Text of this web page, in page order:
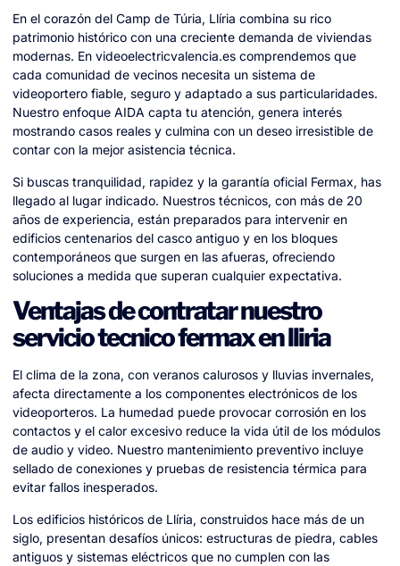
En el corazón del Camp de Túria, Llíria combina su rico
patrimonio histórico con una creciente demanda de viviendas
modernas. En videoelectricvalencia.es comprendemos que
cada comunidad de vecinos necesita un sistema de
videoportero fiable, seguro y adaptado a sus particularidades.
Nuestro enfoque AIDA capta tu atención, genera interés
mostrando casos reales y culmina con un deseo irresistible de
contar con la mejor asistencia técnica.
Si buscas tranquilidad, rapidez y la garantía oficial Fermax, has
llegado al lugar indicado. Nuestros técnicos, con más de 20
años de experiencia, están preparados para intervenir en
edificios centenarios del casco antiguo y en los bloques
contemporáneos que surgen en las afueras, ofreciendo
soluciones a medida que superan cualquier expectativa.
Ventajas de contratar nuestro
servicio tecnico fermax en lliria
El clima de la zona, con veranos calurosos y lluvias invernales,
afecta directamente a los componentes electrónicos de los
videoporteros. La humedad puede provocar corrosión en los
contactos y el calor excesivo reduce la vida útil de los módulos
de audio y video. Nuestro mantenimiento preventivo incluye
sellado de conexiones y pruebas de resistencia térmica para
evitar fallos inesperados.
Los edificios históricos de Llíria, construidos hace más de un
siglo, presentan desafíos únicos: estructuras de piedra, cables
antiguos y sistemas eléctricos que no cumplen con las